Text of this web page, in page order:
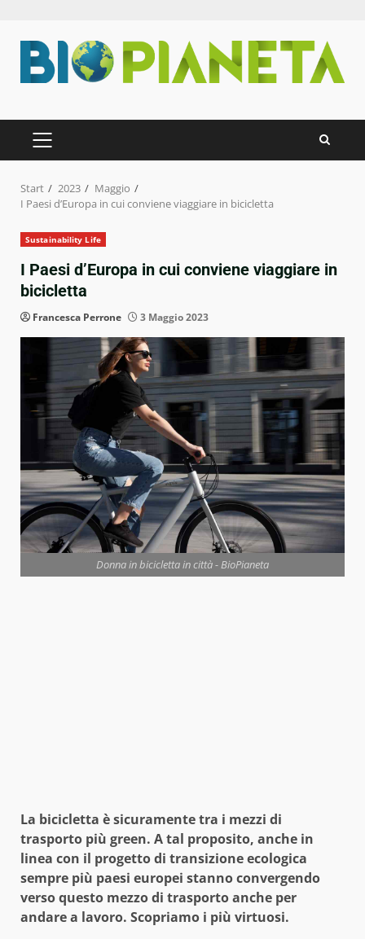
Inhalt
springen
PRIMÄRES
MENÜ
Start 2023
Maggio
I Paesi d’Europa in cui conviene viaggiare in bicicletta
Sustainability Life
I Paesi d’Europa in cui conviene viaggiare in
bicicletta
Francesca Perrone 3 Maggio 2023
Donna in bicicletta in città - BioPianeta
La bicicletta è sicuramente tra i mezzi di
trasporto più green. A tal proposito, anche in
linea con il progetto di transizione ecologica
sempre più paesi europei stanno convergendo
verso questo mezzo di trasporto anche per
andare a lavoro. Scopriamo i più virtuosi.